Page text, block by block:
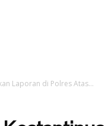
Laporan di Polres Atas...